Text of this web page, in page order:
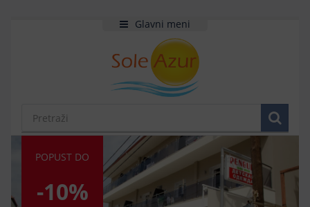
Glavni meni
POPUST DO
-10%